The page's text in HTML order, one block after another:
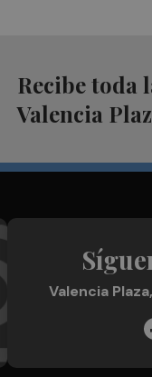
Recibe toda
Valencia
Valencia